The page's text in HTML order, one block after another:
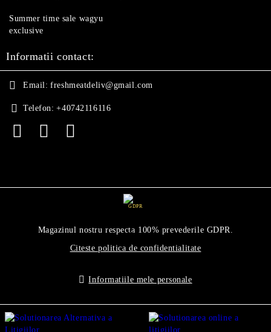
Summer time sale wagyu
exclusive
Informatii contact:
Email: freshmeatdeliv@gmail.com
Telefon: +40742116116
GDPR
Magazinul nostru respecta 100% prevederile GDPR.
Citeste politica de confidentialitate
Informatiile mele personale